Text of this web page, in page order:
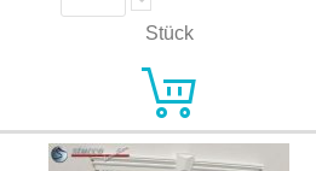
Stück